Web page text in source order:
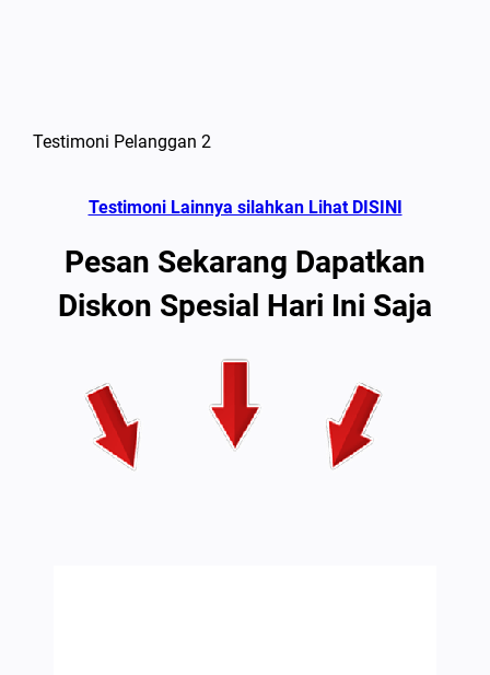
Testimoni Pelanggan 2
Testimoni Lainnya silahkan Lihat DISINI
Pesan Sekarang Dapatkan
Diskon Spesial Hari Ini Saja